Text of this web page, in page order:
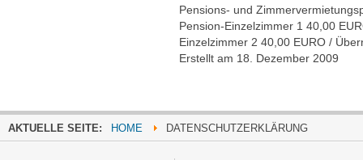
Pensions- und
Pension-Einzelzimmer 1 40,00
Einzelzimmer 2 40,00 EURO /
Erstellt am 18. Dezember 2009
AKTUELLE SEITE: HOME DATENSCHUTZERKLÄRUNG